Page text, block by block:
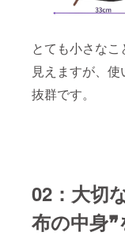
とても小さなこ
見えますが、
抜群です。
02：大切
布の中身❞